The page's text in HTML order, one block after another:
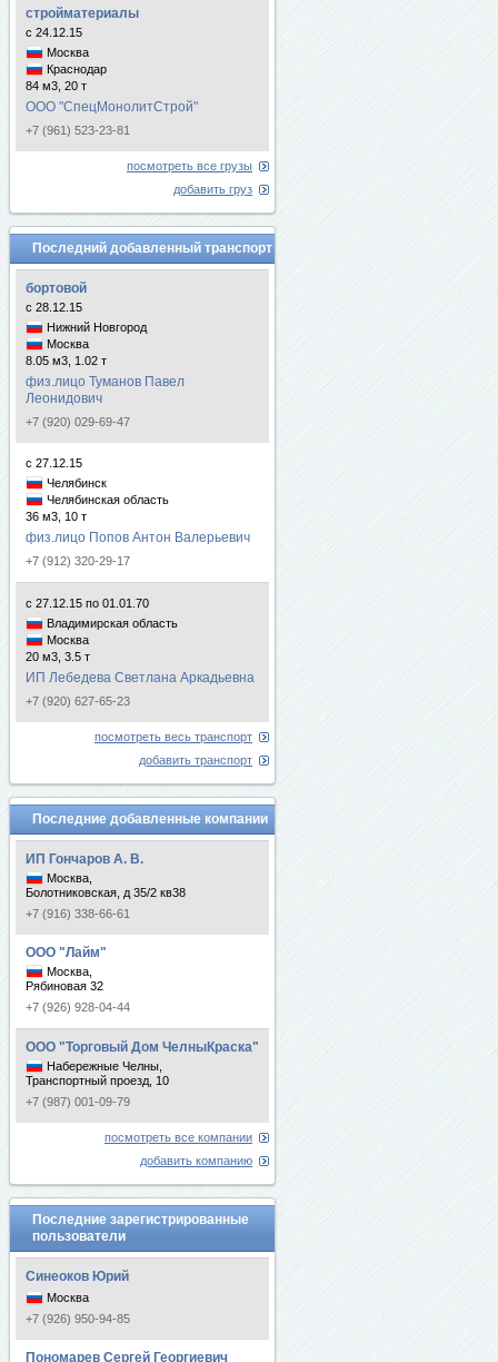
стройматериалы
с 24.12.15
Москва
Краснодар
84 м3, 20 т
ООО "СпецМонолитСтрой"
+7 (961) 523-23-81
посмотреть все грузы
добавить груз
Последний добавленный транспорт
бортовой
с 28.12.15
Нижний Новгород
Москва
8.05 м3, 1.02 т
физ.лицо Туманов Павел
Леонидович
+7 (920) 029-69-47
с 27.12.15
Челябинск
Челябинская область
36 м3, 10 т
физ.лицо Попов Антон Валерьевич
+7 (912) 320-29-17
с 27.12.15 по 01.01.70
Владимирская область
Москва
20 м3, 3.5 т
ИП Лебедева Светлана Аркадьевна
+7 (920) 627-65-23
посмотреть весь транспорт
добавить транспорт
Последние добавленные компании
ИП Гончаров А. В.
Москва,
Болотниковская, д 35/2 кв38
+7 (916) 338-66-61
ООО "Лайм"
Москва,
Рябиновая 32
+7 (926) 928-04-44
ООО "Торговый Дом ЧелныКраска"
Набережные Челны,
Транспортный проезд, 10
+7 (987) 001-09-79
посмотреть все компании
добавить компанию
Последние зарегистрированные
пользователи
Синеоков Юрий
Москва
+7 (926) 950-94-85
Пономарев Сергей Георгиевич